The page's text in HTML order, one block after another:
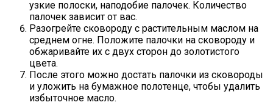
узкие полоски, наподобие палочек. Количество
палочек зависит от вас.
Разогрейте сковороду с растительным маслом на
среднем огне. Положите палочки на сковороду и
обжаривайте их с двух сторон до золотистого
цвета.
После этого можно достать палочки из сковороды
и уложить на бумажное полотенце, чтобы удалить
избыточное масло.